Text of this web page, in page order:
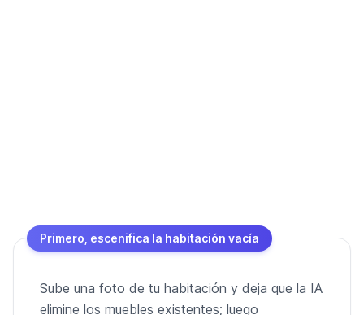
Primero, escenifica la habitación vacía
Sube una foto de tu habitación y deja que la IA
elimine los muebles existentes; luego